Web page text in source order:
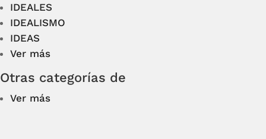
IDEALES
IDEALISMO
IDEAS
Ver más
Otras categorías de
Ver más